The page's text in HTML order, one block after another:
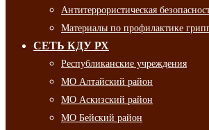
Антитеррористическая
Материалы по профилактике
СЕТЬ КДУ РХ
Республиканские учреждения
МО Алтайский район
МО Аскизский район
МО Бейский район